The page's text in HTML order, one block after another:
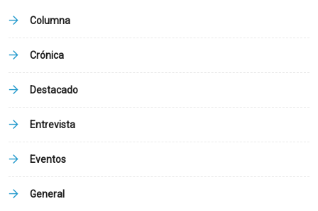
Columna
Crónica
Destacado
Entrevista
Eventos
General